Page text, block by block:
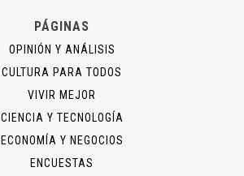
PÁGINAS
OPINIÓN Y ANÁLISIS
CULTURA PARA TODOS
VIVIR MEJOR
CIENCIA Y TECNOLOGÍA
ECONOMÍA Y NEGOCIOS
ENCUESTAS